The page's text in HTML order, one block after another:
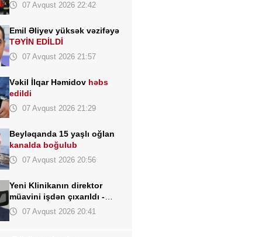
07 Avqust 2026 22:42
Emil Əliyev yüksək vəzifəyə
TƏYİN EDİLDİ
07 Avqust 2026 21:57
Vəkil İlqar Həmidov həbs
edildi
07 Avqust 2026 21:29
Beyləqanda 15 yaşlı oğlan
kanalda boğulub
07 Avqust 2026 20:56
Yeni Klinikanın direktor
müavini işdən çıxarıldı -
FOTO07 Avqust 2026 20:41